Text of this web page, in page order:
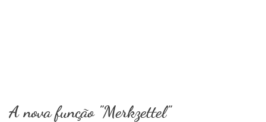
A nova função "Merkzettel"